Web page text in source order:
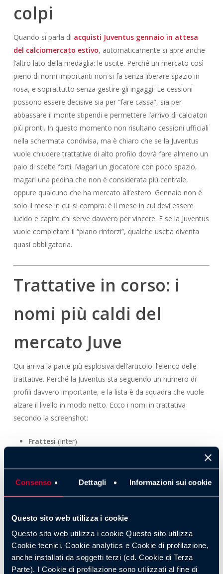
Consenso Dettagli Informazioni sui cookie
Questo sito web utilizza i cookie
Questo sito web utilizza i cookie Questo sito utilizza
Cookie tecnici, Cookie analytics e Cookie di profilazione,
anche installati da soggetti terzi (cd. Cookie di Terza
Parte). I Cookie di profilazione sono utilizzati al fine di
colpi
Quando si parla di acquisti Juventus gennaio in attesa
del calciomercato estivo, automaticamente si apre anche
l’altro lato della medaglia: le uscite. Perché un mercato così
pieno di nomi importanti non si fa senza liberare spazio in
rosa, e soprattutto senza gestire gli ingaggi. Le cessioni
possono essere decisive sia per “fare cassa”, sia per
abbassare il monte stipendi e permettere l’arrivo di calciatori
più pronti. In questo momento non risultano cessioni ufficiali
nella schermata condivisa, ma è chiaro che se la Juventus
vuole chiudere trattative di alto profilo dovrà fare almeno un
paio di scelte forti. Magari un giocatore con poco spazio,
magari una pedina che non è considerata più centrale,
oppure qualcuno che ha mercato all’estero. Gennaio non è
solo il mese in cui si compra: è il mese in cui devi essere
lucido e capire chi serve davvero per vincere. E se la Juventus
vuole completare il “piano rinforzi”, qualche uscita diventa
quasi obbligatoria.
Trattative in corso: i
nomi più caldi del
mercato Juve
Qui arriva la parte più esplosiva dell’articolo: l’elenco delle
trattative. Perché la Juventus sta seguendo un numero di
profili davvero importante, e la lista è da squadra che vuole
alzare il livello in modo netto. Ecco i nomi in trattativa
secondo la screenshot:
Frattesi (Inter)
Maldini(Atalanta)
Bernardo Silva (Manchester City)
Zirkzee (Manchester United)
En-Nesyri(Fenerbahce)
Questa lista racconta un mercato a doppia direzione: da un
lato qualità pura (Bernardo Silva è un nome da fuoriclasse),